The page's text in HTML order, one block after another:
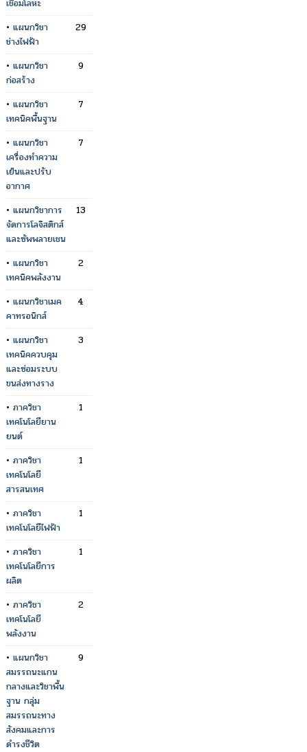
เชื่อมโลหะ
• แผนกวิชา
ช่างไฟฟ้า
29
• แผนกวิชา
ก่อสร้าง
9
• แผนกวิชา
เทคนิคพื้นฐาน
7
• แผนกวิชา
เครื่องทำความ
เย็นและปรับ
อากาศ
7
• แผนกวิชาการ
จัดการโลจิสติกส์
และซัพพลายเชน
13
• แผนกวิชา
เทคนิคพลังงาน
2
• แผนกวิชาเมค
คาทรอนิกส์
4
• แผนกวิชา
เทคนิคควบคุม
และซ่อมระบบ
ขนส่งทางราง
3
• ภาควิชา
เทคโนโลยียาน
ยนต์
1
• ภาควิชา
เทคโนโลยี
สารสนเทศ
1
• ภาควิชา
เทคโนโลยีไฟฟ้า
1
• ภาควิชา
เทคโนโลยีการ
ผลิต
1
• ภาควิชา
เทคโนโลยี
พลังงาน
2
• แผนกวิชา
สมรรถนะแกน
กลางและวิชาพื้น
ฐาน กลุ่ม
สมรรถนะทาง
สังคมและการ
ดำรงชีวิต
9